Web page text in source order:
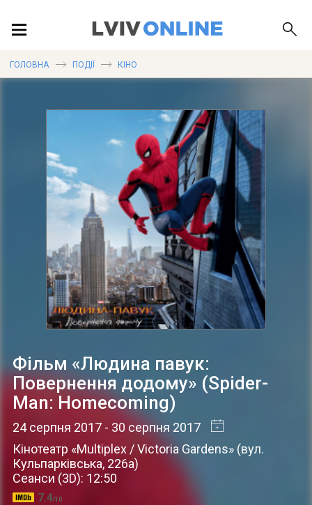
ПУБЛІКАЦІЇ
ДОВІДКА
ГОЛОВНА ПОДІЇ КІНО
Фільм «Людина павук:
Повернення додому» (Spider-
Man: Homecoming)
24 серпня 2017- 30 серпня 2017
Кінотеатр «Multiplex / Victoria Gardens» (вул.
Кульпарківська, 226а)
Сеанси (3D): 12:50
7.4/10